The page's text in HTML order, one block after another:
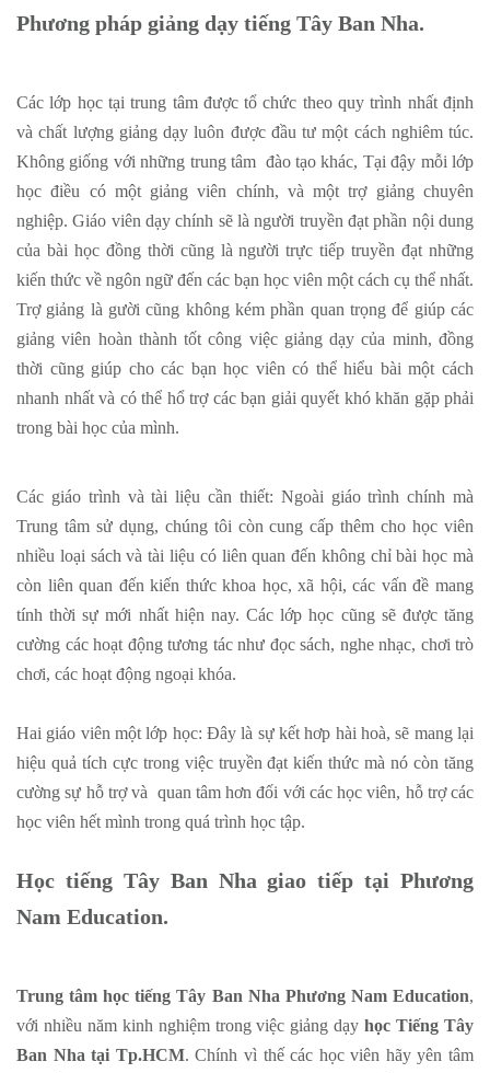
Phương pháp giảng dạy tiếng Tây Ban Nha.
Các lớp học tại trung tâm được tổ chức theo quy trình nhất định
và chất lượng giảng dạy luôn được đầu tư một cách nghiêm túc.
Không giống với những trung tâm đào tạo khác, Tại đậy mỗi lớp
học điều có một giảng viên chính, và một trợ giảng chuyên
nghiệp. Giáo viên dạy chính sẽ là người truyền đạt phần nội dung
của bài học đồng thời cũng là người trực tiếp truyền đạt những
kiến thức về ngôn ngữ đến các bạn học viên một cách cụ thể nhất.
Trợ giảng là gười cũng không kém phần quan trọng để giúp các
giảng viên hoàn thành tốt công việc giảng dạy của minh, đồng
thời cũng giúp cho các bạn học viên có thể hiểu bài một cách
nhanh nhất và có thể hổ trợ các bạn giải quyết khó khăn gặp phải
trong bài học của mình.
Các giáo trình và tài liệu cần thiết: Ngoài giáo trình chính mà
Trung tâm sử dụng, chúng tôi còn cung cấp thêm cho học viên
nhiều loại sách và tài liệu có liên quan đến không chỉ bài học mà
còn liên quan đến kiến thức khoa học, xã hội, các vấn đề mang
tính thời sự mới nhất hiện nay. Các lớp học cũng sẽ được tăng
cường các hoạt động tương tác như đọc sách, nghe nhạc, chơi trò
chơi, các hoạt động ngoại khóa.
Hai giáo viên một lớp học: Đây là sự kết hơp hài hoà, sẽ mang lại
hiệu quả tích cực trong việc truyền đạt kiến thức mà nó còn tăng
cường sự hỗ trợ và quan tâm hơn đối với các học viên, hỗ trợ các
học viên hết mình trong quá trình học tập.
Học tiếng Tây Ban Nha giao tiếp tại Phương
Nam Education.
Trung tâm học tiếng Tây Ban Nha Phương Nam Education,
với nhiều năm kinh nghiệm trong việc giảng dạy học Tiếng Tây
Ban Nha tại Tp.HCM. Chính vì thế các học viên hãy yên tâm